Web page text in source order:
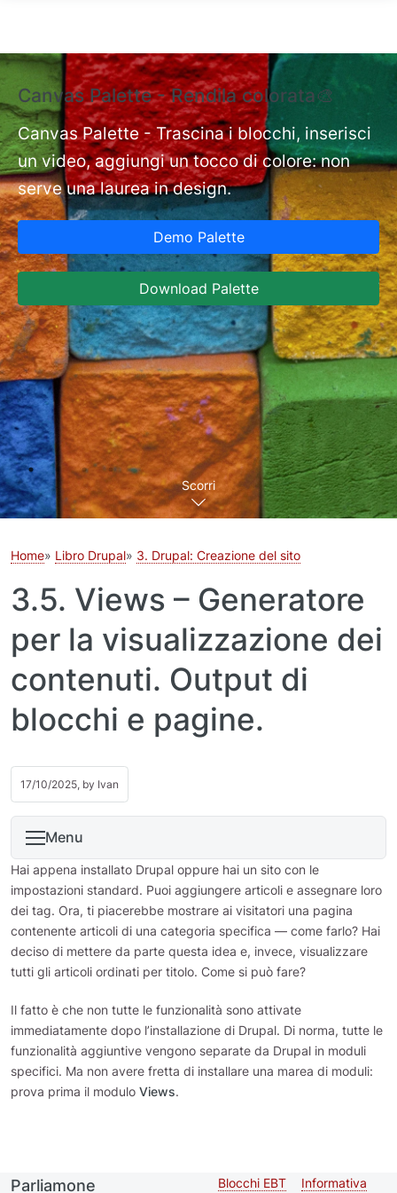
Canvas Palette - Rendila colorata🎨
Canvas Palette - Trascina i blocchi, inserisci
un video, aggiungi un tocco di colore: non
serve una laurea in design.
Demo Palette
Download Palette
Scorri
Home Libro Drupal 3. Drupal: Creazione del sito
3.5. Views – Generatore
per la visualizzazione dei
contenuti. Output di
blocchi e pagine.
17/10/2025, by Ivan
Menu
Hai appena installato Drupal oppure hai un sito con le
impostazioni standard. Puoi aggiungere articoli e assegnare loro
dei tag. Ora, ti piacerebbe mostrare ai visitatori una pagina
contenente articoli di una categoria specifica — come farlo? Hai
deciso di mettere da parte questa idea e, invece, visualizzare
tutti gli articoli ordinati per titolo. Come si può fare?
Il fatto è che non tutte le funzionalità sono attivate
immediatamente dopo l’installazione di Drupal. Di norma, tutte le
funzionalità aggiuntive vengono separate da Drupal in moduli
specifici. Ma non avere fretta di installare una marea di moduli:
prova prima il modulo Views.
Parliamone Second
Blocchi EBT Footer
Informativa